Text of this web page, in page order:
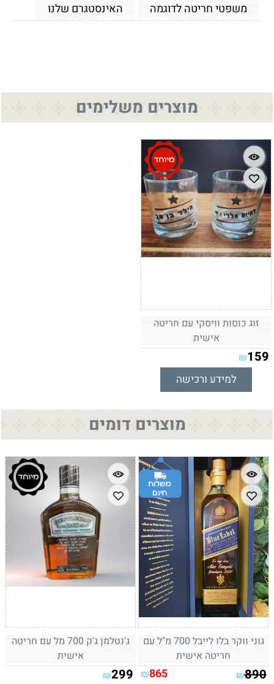
משפטי חריטה לדוגמה האינסטגרם שלנו
מוצרים משלימים
זוג כוסות וויסקי עם חריטה
אישית
₪159
למידע ורכישה
מוצרים דומים
גוני ווקר בלו לייבל 700 מ"ל עם
חריטה אישית
₪890
₪865
ג'נטלמן ג'ק 700 מל עם חריטה
אישית
₪299